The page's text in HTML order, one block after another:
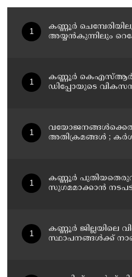
കണ്ണൂർ
അയ്യൻകുന്നിലും
കണ്ണൂർ
ഡിപ്പോയുടെ
അതിക്രമങ്ങൾ ;
കണ്ണൂർ
സുഗമമാക്കാന്‍
കണ്ണൂർ ജില്ലയിലെ
സ്ഥാപനങ്ങള്‍ക്ക്